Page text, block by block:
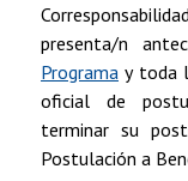
presenta/n
Programa y toda
oficial de
terminar su
Postulación a